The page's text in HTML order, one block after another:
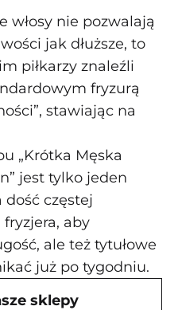
włosy nie pozwalają
jak dłuższe, to
piłkarzy znaleźli
fryzurą
stawiając na
„Krótka Męska
jest tylko jeden
częstej
aby
ale też tytułowe
już po tygodniu.
sklepy